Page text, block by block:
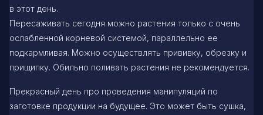
в этот день.
Пересаживать сегодня можно растения только с очень
ослабленной корневой системой, параллельно ее
подкармливая. Можно осуществлять прививку, обрезку и
прищипку. Обильно поливать растения не рекомендуется.
Прекрасный день про проведения манипуляций по
заготовке продукции на будущее. Это может быть сушка,